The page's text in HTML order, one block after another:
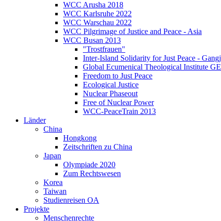
WCC Arusha 2018
WCC Karlsruhe 2022
WCC Warschau 2022
WCC Pilgrimage of Justice and Peace - Asia
WCC Busan 2013
"Trostfrauen"
Inter-Island Solidarity for Just Peace -
Global Ecumenical Theological Institute
Freedom to Just Peace
Ecological Justice
Nuclear Phaseout
Free of Nuclear Power
WCC-PeaceTrain 2013
Länder
China
Hongkong
Zeitschriften zu China
Japan
Olympiade 2020
Zum Rechtswesen
Korea
Taiwan
Studienreisen OA
Projekte
Menschenrechte